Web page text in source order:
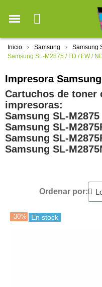
Inicio Samsung
Samsung
Samsung SL-M2875 / FD / FW /
Impresora
Cartuchos de toner
impresoras:
Samsung SL-M2875
Samsung SL-
Samsung SL-
Samsung SL-
Ordenar por:
-30% En stock